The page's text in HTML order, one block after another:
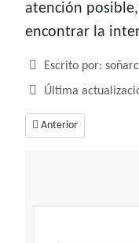
atención
encontrar la
Detalles
Escrito por:
Última
Artículo anterior: Soñar
Anterior